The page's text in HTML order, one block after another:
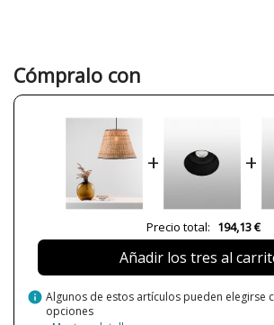
Color
Alto (cm)
1,37 kg
Plazo de Envío
Menos de 1
200 cm
Alimentación
100V-240V
E27
Potencia en Vatios
max. 15W
Bombilla Incluida?
Cómpralo con
+ +
Precio total: 194,13 €
Añadir los tres al
info Algunos de estos artículos pueden elegirse
opciones